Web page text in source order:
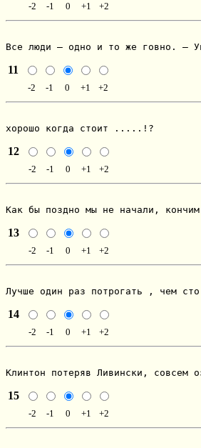
-2 -1 0 +1 +2
Все люди – одно и то же говно. –
11
-2 -1 0 +1 +2
хорошо когда стоит .....!?
12
-2 -1 0 +1 +2
Как бы поздно мы не начали,
13
-2 -1 0 +1 +2
Лучше один раз потрогать , чем
14
-2 -1 0 +1 +2
Клинтон потеряв Ливински, совсем
15
-2 -1 0 +1 +2